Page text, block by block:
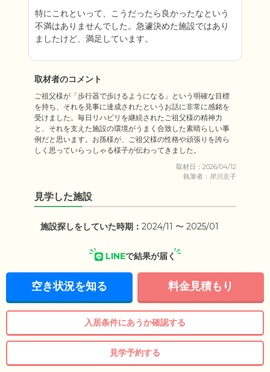
特にこれといって、こうだったら良かったなという
不満はありませんでした。急遽決めた施設ではあり
ましたけど、満足しています。
取材者のコメント
ご祖父様が「歩行器で歩けるようになる」という明確な目標
を持ち、それを見事に達成されたというお話に非常に感銘を
受けました。毎日リハビリを継続されたご祖父様の精神力
と、それを支えた施設の環境がうまく合致した素晴らしい事
例だと思います。お孫様が、ご祖父様の性格や頑張りを誇ら
しく思っていらっしゃる様子が伝わってきました。
取材日：2026/04/12
執筆者：岸川京子
見学した施設
施設探しをしていた時期： 2024/11 〜 2025/01
LINEで結果が届く
空き状況を知る 料金見積もり
入居条件にあうか確認する
見学予約する